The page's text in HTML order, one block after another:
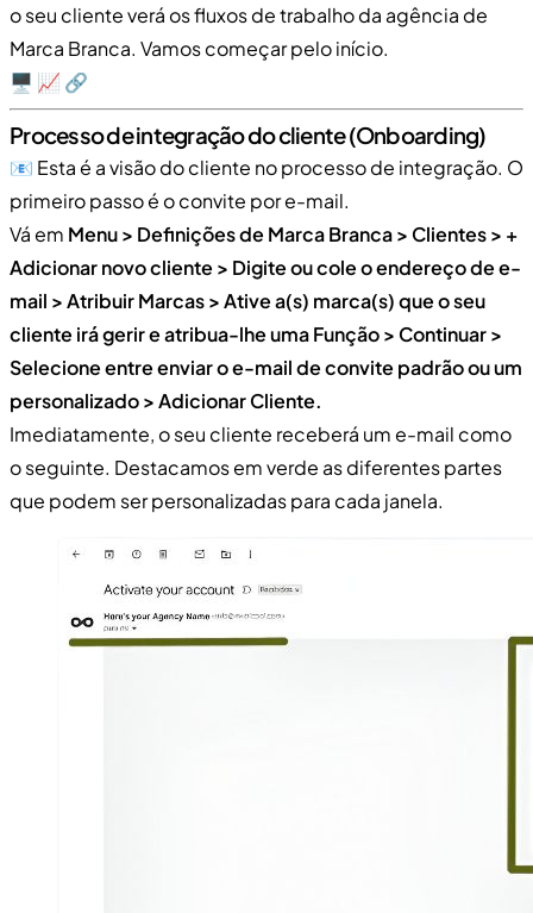
o seu cliente verá os fluxos de trabalho da agência de
Marca Branca. Vamos começar pelo início.
🖥️ 📈 🔗
Processo de integração do cliente (Onboarding)
📧 Esta é a visão do cliente no processo de integração. O
primeiro passo é o convite por e-mail.
Vá em Menu > Definições de Marca Branca > Clientes > +
Adicionar novo cliente > Digite ou cole o endereço de e-
mail > Atribuir Marcas > Ative a(s) marca(s) que o seu
cliente irá gerir e atribua-lhe uma Função > Continuar >
Selecione entre enviar o e-mail de convite padrão ou um
personalizado > Adicionar Cliente.
Imediatamente, o seu cliente receberá um e-mail como
o seguinte. Destacamos em verde as diferentes partes
que podem ser personalizadas para cada janela.